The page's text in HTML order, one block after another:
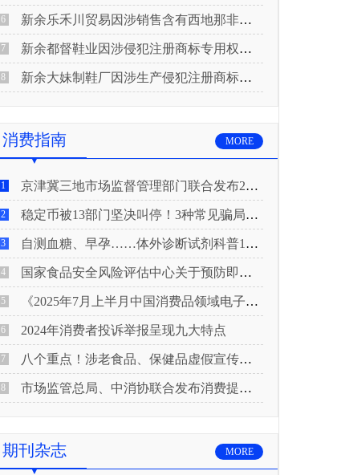
6 新余乐禾川贸易因涉销售含有西地那非的保健食品被查
7 新余都督鞋业因涉侵犯注册商标专用权被查
8 新余大妹制鞋厂因涉生产侵犯注册商标专用权的产品被查
消费指南 MORE
1 京津冀三地市场监督管理部门联合发布2026年春节期间消费提示
2 稳定币被13部门坚决叫停！3种常见骗局“套路”曝光
3 自测血糖、早孕……体外诊断试剂科普10问来了！建议收藏
4 国家食品安全风险评估中心关于预防即食真空包装肉制品肉毒中毒的风险提示
5 《2025年7月上半月中国消费品领域电子电器行业产品质量投诉分析报告》
6 2024年消费者投诉举报呈现九大特点
7 八个重点！涉老食品、保健品虚假宣传识别技巧
8 市场监管总局、中消协联合发布消费提示：关注检测报告：果蔬安全的“通行证”
期刊杂志 MORE